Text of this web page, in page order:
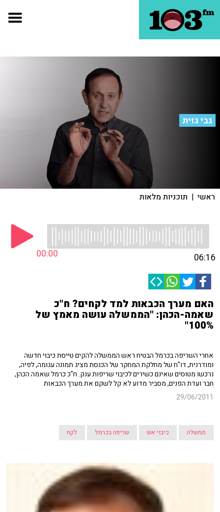
גבי גזית
ראשי | תוכניות מלאות
00:00 06:16
האם מערך הכבאות למד לקחים? ח"כ
שאמה-הכהן: "הממשלה עושה מאמץ של
100%"
אחרי השריפה בכרמל הבטיח ראש הממשלה להקים טייסת כיבוי חדשה
ומודרנית, דו"ח של מחלקת המחקר של הכנסת מציג תמונה עגומה, לפיה,
נרכשו מטוסים שאינם כשירים לכיבוי שריפות ענק. ח"כ כרמל שאמה הכהן,
חבר ועדת הפנים, מסביר מדוע לא קל לשקם את מערך הכבאות
29/06/2011
ממשלה כיבוי אש שריפה בכרמל לקח